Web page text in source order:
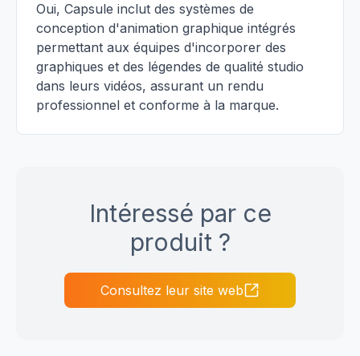
Oui, Capsule inclut des systèmes de
conception d'animation graphique intégrés
permettant aux équipes d'incorporer des
graphiques et des légendes de qualité studio
dans leurs vidéos, assurant un rendu
professionnel et conforme à la marque.
Intéressé par ce
produit ?
Consultez leur site web